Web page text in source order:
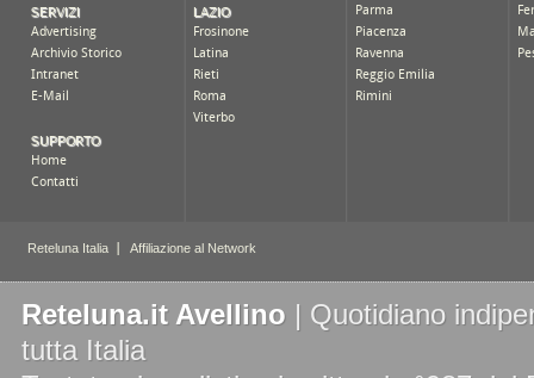
Reteluna.it Avellino | Quotidiano
tutta Italia